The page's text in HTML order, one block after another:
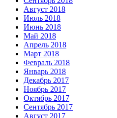
Август 2018
Июль 2018
Июнь 2018
Май 2018
Апрель 2018
Март 2018
Февраль 2018
Январь 2018
Декабрь 2017
Ноябрь 2017
Октябрь 2017
Сентябрь 2017
Август 2017